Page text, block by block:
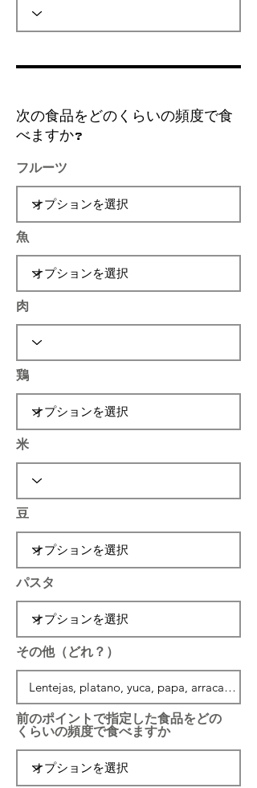
次の食品をどのくらいの頻度で食
べますか?
フルーツ
魚
肉
鶏
米
豆
パスタ
その他（どれ？）
前のポイントで指定した食品をどの
くらいの頻度で食べますか